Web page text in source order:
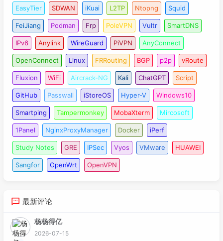
EasyTier SDWAN iKuai L2TP Ntopng Squid
FeiJiang Podman Frp PoleVPN Vultr SmartDNS
IPv6 Anylink WireGuard PiVPN AnyConnect
OpenConnect Linux FRRouting BGP p2p vRoute
Fluxion WiFi Aircrack-NG Kali ChatGPT Script
GitHub Passwall iStoreOS Hyper-V Windows10
Smartping Tampermonkey MobaXterm Mircosoft
1Panel NginxProxyManager Docker iPerf
Study Notes GRE IPSec Vyos VMware HUAWEI
Sangfor OpenWrt OpenVPN
最新评论
杨杨得亿
2026-07-15